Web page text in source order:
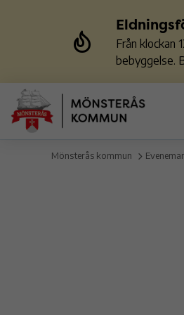
Från klockan
bebyggelse.
Mönsterås kommun